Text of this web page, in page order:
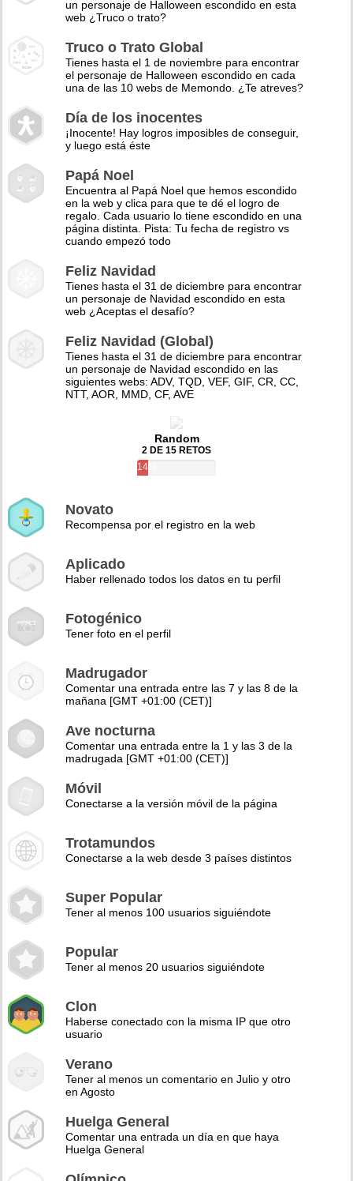
un personaje de Halloween escondido en esta
web ¿Truco o trato?
Truco o Trato Global
Tienes hasta el 1 de noviembre para encontrar
el personaje de Halloween escondido en cada
una de las 10 webs de Memondo. ¿Te atreves?
Día de los inocentes
¡Inocente! Hay logros imposibles de conseguir,
y luego está éste
Papá Noel
Encuentra al Papá Noel que hemos escondido
en la web y clica para que te dé el logro de
regalo. Cada usuario lo tiene escondido en una
página distinta. Pista: Tu fecha de registro vs
cuando empezó todo
Feliz Navidad
Tienes hasta el 31 de diciembre para encontrar
un personaje de Navidad escondido en esta
web ¿Aceptas el desafío?
Feliz Navidad (Global)
Tienes hasta el 31 de diciembre para encontrar
un personaje de Navidad escondido en las
siguientes webs: ADV, TQD, VEF, GIF, CR, CC,
NTT, AOR, MMD, CF, AVE
Random
2 DE 15 RETOS
14%
Novato
Recompensa por el registro en la web
Aplicado
Haber rellenado todos los datos en tu perfil
Fotogénico
Tener foto en el perfil
Madrugador
Comentar una entrada entre las 7 y las 8 de la
mañana [GMT +01:00 (CET)]
Ave nocturna
Comentar una entrada entre la 1 y las 3 de la
madrugada [GMT +01:00 (CET)]
Móvil
Conectarse a la versión móvil de la página
Trotamundos
Conectarse a la web desde 3 países distintos
Super Popular
Tener al menos 100 usuarios siguiéndote
Popular
Tener al menos 20 usuarios siguiéndote
Clon
Haberse conectado con la misma IP que otro
usuario
Verano
Tener al menos un comentario en Julio y otro
en Agosto
Huelga General
Comentar una entrada un día en que haya
Huelga General